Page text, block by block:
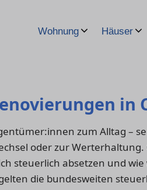
Wohnung Häuser
in
zum Alltag –
oder zur Werterhaltung.
steuerlich absetzen und
die bundesweiten